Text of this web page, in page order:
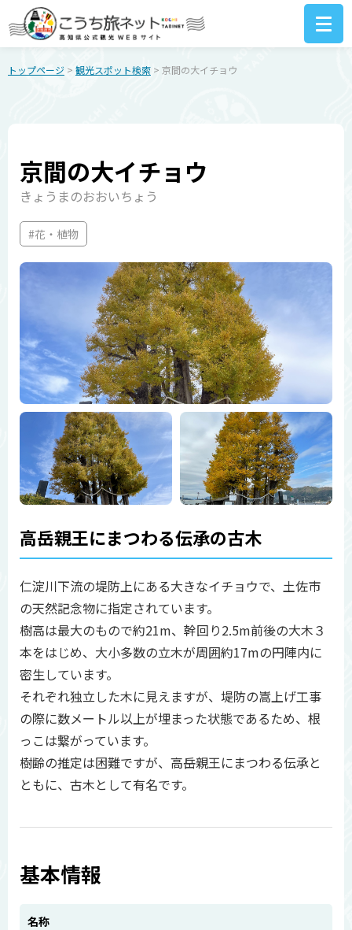
トップページ > 観光スポット検索 > 京間の大イチョウ
京間の大イチョウ
きょうまのおおいちょう
#花・植物
高岳親王にまつわる伝承の古木
仁淀川下流の堤防上にある大きなイチョウで、土佐市
の天然記念物に指定されています。
樹高は最大のもので約21m、幹回り2.5m前後の大木３
本をはじめ、大小多数の立木が周囲約17mの円陣内に
密生しています。
それぞれ独立した木に見えますが、堤防の嵩上げ工事
の際に数メートル以上が埋まった状態であるため、根
っこは繋がっています。
樹齢の推定は困難ですが、高岳親王にまつわる伝承と
ともに、古木として有名です。
基本情報
名称